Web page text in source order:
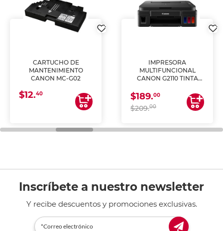
CARTUCHO DE
MANTENIMIENTO
CANON MC-G02
$12.40
IMPRESORA
MULTIFUNCIONAL
CANON G2110 TINTA
$189.00
$209.00
Inscríbete a nuestro newsletter
Y recibe descuentos y promociones exclusivas.